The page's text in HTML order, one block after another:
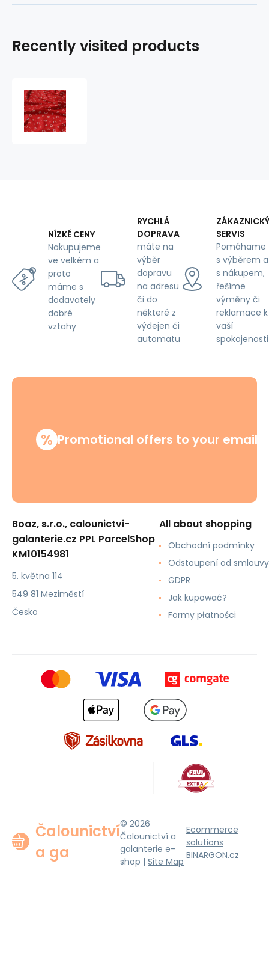
Recently visited products
NÍZKÉ CENY
Nakupujeme
ve velkém a
proto
máme s
dodavately
dobré
vztahy
RYCHLÁ
DOPRAVA
máte na
výběr
dopravu
na adresu
či do
některé z
výdejen či
automatu
ZÁKAZNICKÝ
SERVIS
Pomáhame
s výběrem a
s nákupem,
řešíme
výměny či
reklamace k
vaší
spokojenosti
% Promotional offers to your email
Boaz, s.r.o., calounictvi-
galanterie.cz PPL ParcelShop
KM10154981
5. května 114
549 81 Meziměstí
Česko
All about shopping
Obchodní podmínky
Odstoupení od smlouvy
GDPR
Jak kupować?
Formy płatności
Čalounictví
a ga
© 2026
Čalounictví a
galanterie e-
shop | Site Map
Ecommerce
solutions
BINARGON.cz